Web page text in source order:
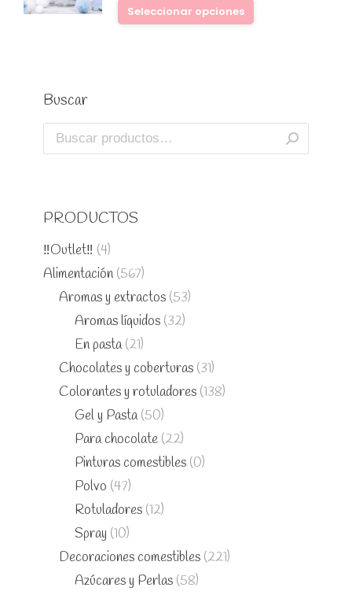
Seleccionar opciones
Buscar
PRODUCTOS
‼️Outlet‼️ (4)
Alimentación (567)
Aromas y extractos (53)
Aromas líquidos (32)
En pasta (21)
Chocolates y coberturas (31)
Colorantes y rotuladores (138)
Gel y Pasta (50)
Para chocolate (22)
Pinturas comestibles (0)
Polvo (47)
Rotuladores (12)
Spray (10)
Decoraciones comestibles (221)
Azúcares y Perlas (58)